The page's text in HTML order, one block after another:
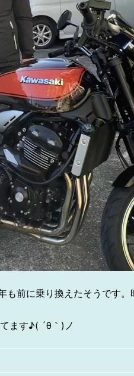
前に乗り換えたそうです
ます♪( ´θ｀)ノ